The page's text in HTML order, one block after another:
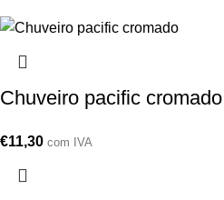
Chuveiro pacific cromado
€11,30 com IVA